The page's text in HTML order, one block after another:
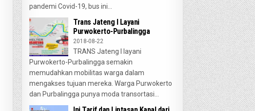
pandemi Covid-19, bus ini...
Trans Jateng I Layani
Purwokerto-Purbalingga
2018-08-22
TRANS Jateng I layani
Purwokerto-Purbalingga semakin
memudahkan mobilitas warga dalam
mengakses tujuan mereka. Warga Purwokerto
dan Purbalingga punya moda transortasi...